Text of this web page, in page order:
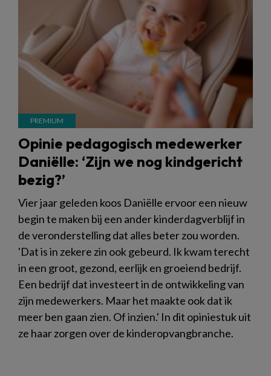
Opinie pedagogisch medewerker
Daniëlle: ‘Zijn we nog kindgericht
bezig?’
Vier jaar geleden koos Daniëlle ervoor een nieuw
begin te maken bij een ander kinderdagverblijf in
de veronderstelling dat alles beter zou worden.
'Dat is in zekere zin ook gebeurd. Ik kwam terecht
in een groot, gezond, eerlijk en groeiend bedrijf.
Een bedrijf dat investeert in de ontwikkeling van
zijn medewerkers. Maar het maakte ook dat ik
meer ben gaan zien. Of inzien.' In dit opiniestuk uit
ze haar zorgen over de kinderopvangbranche.